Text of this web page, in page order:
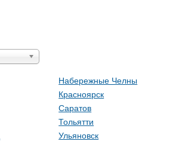
Набережные Челны
Красноярск
Саратов
Тольятти
Ульяновск